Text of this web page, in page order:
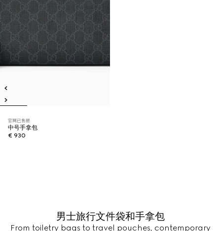
官网已售罄
中号手拿包
€ 930
男士旅行文件袋和手拿包
From toiletry bags to travel pouches, contemporary